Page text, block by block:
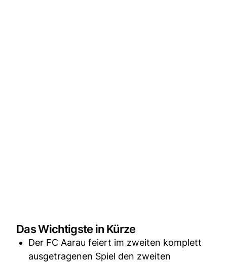
Das Wichtigste in Kürze
Der FC Aarau feiert im zweiten komplett
ausgetragenen Spiel den zweiten